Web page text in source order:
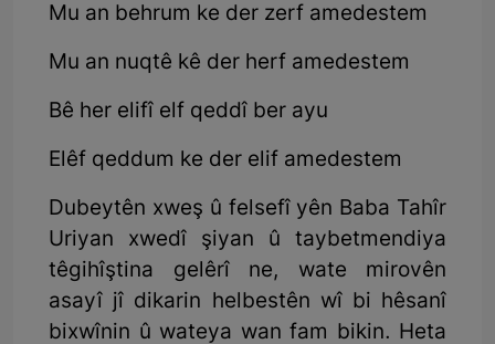
Mu an behrum ke der zerf amedestem
Mu an nuqtê kê der herf amedestem
Bê her elifî elf qeddî ber ayu
Elêf qeddum ke der elif amedestem
Dubeytên xweş û felsefî yên Baba Tahîr
Uriyan xwedî şiyan û taybetmendiya
têgihîştina gelêrî ne, wate mirovên
asayî jî dikarin helbestên wî bi hêsanî
bixwînin û wateya wan fam bikin. Heta